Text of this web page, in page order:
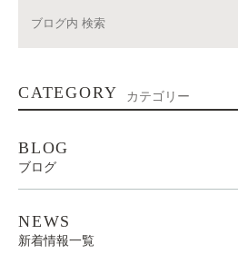
CATEGORY カテゴリー
BLOG
ブログ
NEWS
新着情報一覧